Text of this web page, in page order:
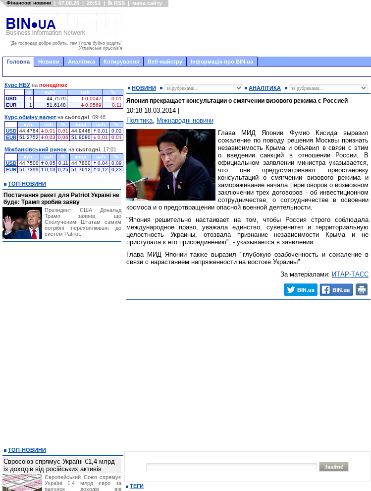
Фінансові новини | 07.08.26 | 20:51 | RSS | мапа сайту
"Де господар добре робить, там і поле буйно родить"
Українське прислів'я
Головна Новини Аналітика Котирування Веб-майстру Інформація про BIN.ua
НОВИНИ АНАЛІТИКА
Япония прекращает консультации о смягчении визового режима с Россией
10:18 18.03.2014
Політика, Міжнародні новини
Глава МИД Японии Фумио Кисида выразил
сожаление по поводу решения Москвы признать
независимость Крыма и объявил в связи с этим
о введении санкций в отношении России. В
официальном заявлении министра указывается,
что они предусматривают приостановку
консультаций о смягчении визового режима и
замораживание начала переговоров о возможном
заключении трех договоров - об инвестиционном
сотрудничестве, о сотрудничестве в освоении
космоса и о предотвращении опасной военной деятельности.
"Япония решительно настаивает на том, чтобы Россия строго соблюдала
международное право, уважала единство, суверенитет и территориальную
целостность Украины, отозвала признание независимости Крыма и не
приступала к его присоединению", - указывается в заявлении.
Глава МИД Японии также выразил "глубокую озабоченность и сожаление в
связи с нарастанием напряженности на востоке Украины".
За матеріалами: ИТАР-ТАСС
ТЕГИ
Курс НБУ на понеділок
за курс uah
%
USD
1 44,7579 0,0047
0,01
EUR
1 51,6148 0,0569 0,11
Курс обміну валют на сьогодні , 09:48
куп. uah % прод. uah
%
USD 44,4784 0,01 0,01 44,9448 0,01
0,02
EUR 51,2752 0,03 0,06 51,9080 0,01 0,01
Міжбанківський ринок на сьогодні , 17:01
куп. uah % прод. uah
%
USD 44,7500 0,05 0,11 44,7800 0,04
0,09
EUR 51,7399 0,13 0,25 51,7612 0,12 0,23
ТОП-НОВИНИ
Постачання ракет для Patriot Україні не
буде: Трамп зробив заяву
Президент США Дональд
Трамп заявив, що
Сполученим Штатам самим
потрібні перехоплювачі до
систем Patriot.
ТОП-НОВИНИ
Євросоюз спрямує Україні €1,4 млрд
із доходів від російських активів
Європейський Союз спрямує
Україні 1,4 млрд євро за
рахунок доходів від